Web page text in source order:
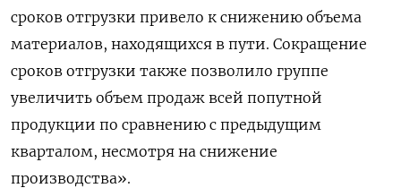
сроков отгрузки привело к снижению объема
материалов, находящихся в пути. Сокращение
сроков отгрузки также позволило группе
увеличить объем продаж всей попутной
продукции по сравнению с предыдущим
кварталом, несмотря на снижение
производства».